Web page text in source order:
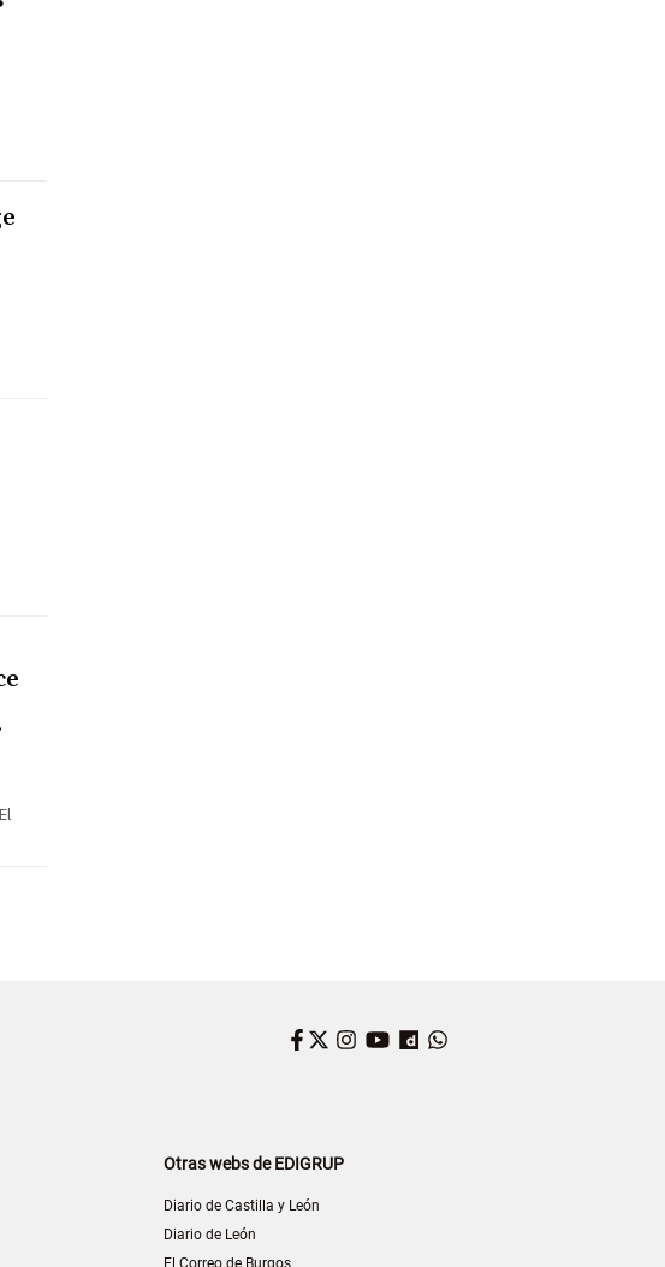
Facebook
Twitter
Instagram
YouTube
Dailymotion
Otras webs de EDIGRUP
Diario de Castilla y León
Diario de León
El Correo de Burgos